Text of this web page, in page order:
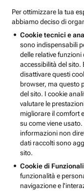
Per ottimizzare la tua
abbiamo deciso di
Cookie tecnici e
sono indispensabili
delle relative funzioni
accessibilità del sito.
disattivare questi
browser, ma questo
del sito. I cookie
valutare le
migliorare il comfort
su come viene
informazioni non
dati raccolti sono
sito.
Cookie di
funzionalità e
navigazione e